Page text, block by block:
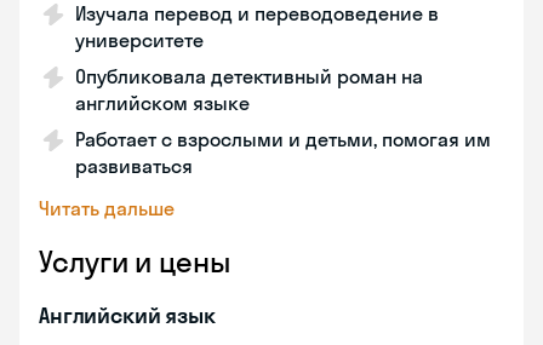
Изучала перевод и переводоведение в
университете
Опубликовала детективный роман на
английском языке
Работает с взрослыми и детьми, помогая им
развиваться
Читать дальше
Услуги и цены
Английский язык